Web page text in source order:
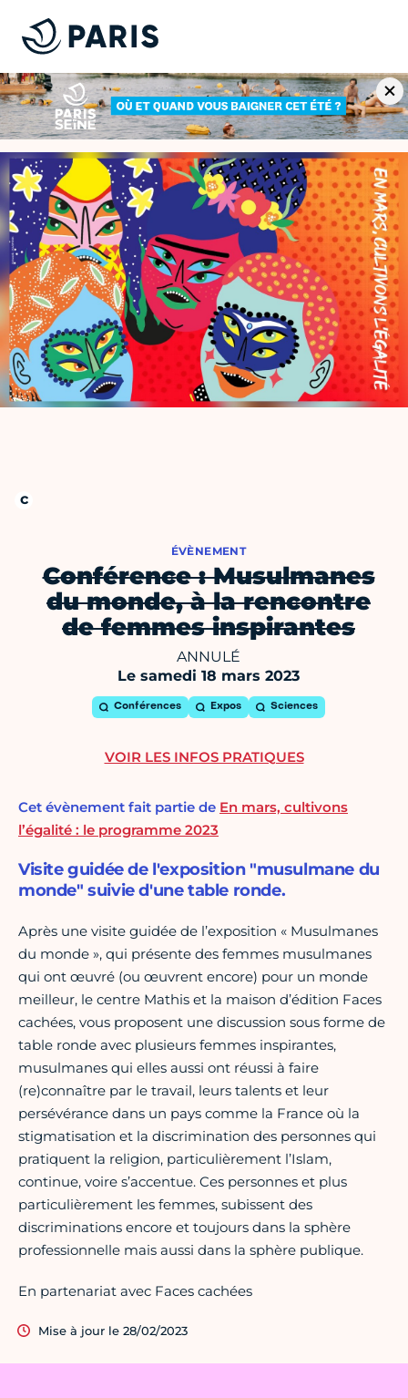
ÉVÈNEMENT
Conférence : Musulmanes
du monde, à la rencontre
de femmes inspirantes
ANNULÉ
Le samedi 18 mars 2023
Conférences Expos Sciences
Cet évènement fait partie de En mars, cultivons
l’égalité : le programme 2023
Visite guidée de l'exposition "musulmane du
monde" suivie d'une table ronde.
Après une visite guidée de l’exposition « Musulmanes
du monde », qui présente des femmes musulmanes
qui ont œuvré (ou œuvrent encore) pour un monde
meilleur, le centre Mathis et la maison d’édition Faces
cachées, vous proposent une discussion sous forme de
table ronde avec plusieurs femmes inspirantes,
musulmanes qui elles aussi ont réussi à faire
(re)connaître par le travail, leurs talents et leur
persévérance dans un pays comme la France où la
stigmatisation et la discrimination des personnes qui
pratiquent la religion, particulièrement l’Islam,
continue, voire s’accentue. Ces personnes et plus
particulièrement les femmes, subissent des
discriminations encore et toujours dans la sphère
professionnelle mais aussi dans la sphère publique.
En partenariat avec Faces cachées
Mise à jour le 28/02/2023
VOIR LES INFOS PRATIQUES